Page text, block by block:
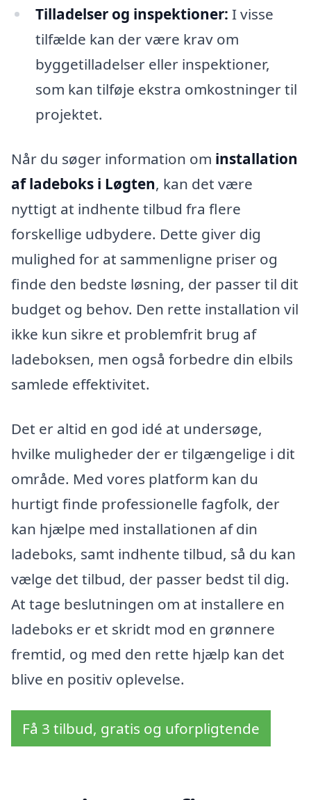
Tilladelser og inspektioner: I visse
tilfælde kan der være krav om
byggetilladelser eller inspektioner,
som kan tilføje ekstra omkostninger til
projektet.
Når du søger information om installation
af ladeboks i Løgten, kan det være
nyttigt at indhente tilbud fra flere
forskellige udbydere. Dette giver dig
mulighed for at sammenligne priser og
finde den bedste løsning, der passer til dit
budget og behov. Den rette installation vil
ikke kun sikre et problemfrit brug af
ladeboksen, men også forbedre din elbils
samlede effektivitet.
Det er altid en god idé at undersøge,
hvilke muligheder der er tilgængelige i dit
område. Med vores platform kan du
hurtigt finde professionelle fagfolk, der
kan hjælpe med installationen af din
ladeboks, samt indhente tilbud, så du kan
vælge det tilbud, der passer bedst til dig.
At tage beslutningen om at installere en
ladeboks er et skridt mod en grønnere
fremtid, og med den rette hjælp kan det
blive en positiv oplevelse.
Få 3 tilbud, gratis og uforpligtende